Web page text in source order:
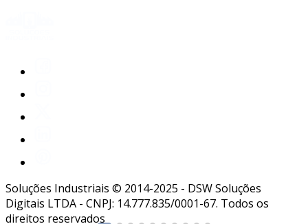
Soluções Industriais © 2014-2025 - DSW Soluções
Digitais LTDA - CNPJ: 14.777.835/0001-67. Todos os
direitos reservados